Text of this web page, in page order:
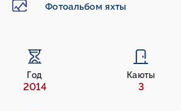
Фотоальбом яхты
Год
2014
Каюты
3